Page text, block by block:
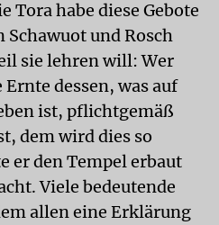
Tora habe diese Gebote
und Rosch
sie lehren will: Wer
dessen, was auf
ist, pflichtgemäß
dem wird dies so
er den Tempel erbaut
Viele bedeutende
allen eine Erklärung